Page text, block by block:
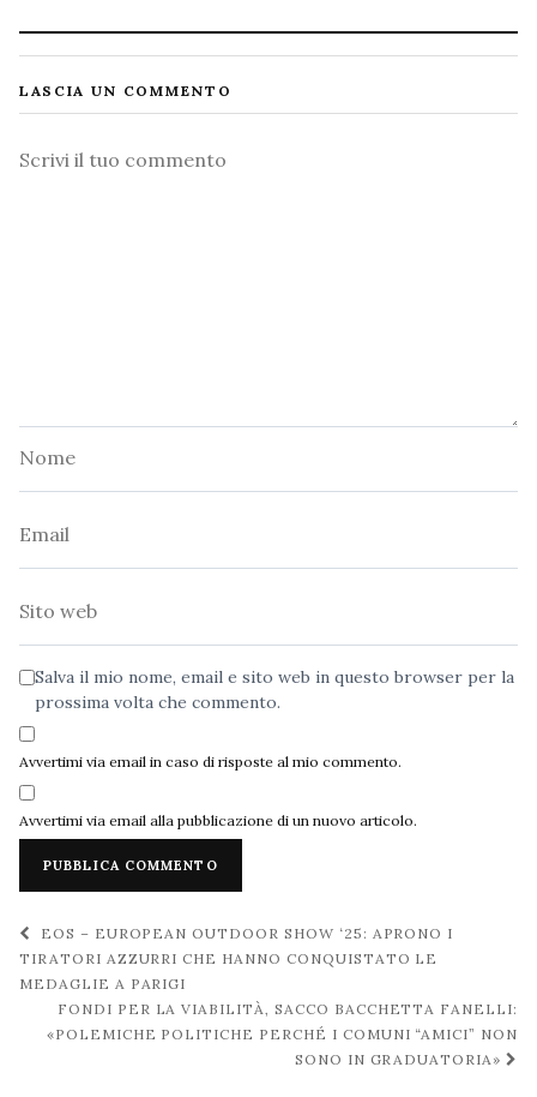
LASCIA UN COMMENTO
Commento
Salva il mio nome, email e sito web in questo browser per la
prossima volta che commento.
Avvertimi via email in caso di risposte al mio commento.
Avvertimi via email alla pubblicazione di un nuovo articolo.
Navigazione
post
EOS – EUROPEAN OUTDOOR SHOW ‘25: APRONO I
TIRATORI AZZURRI CHE HANNO CONQUISTATO LE
MEDAGLIE A PARIGI
FONDI PER LA VIABILITÀ, SACCO BACCHETTA FANELLI:
«POLEMICHE POLITICHE PERCHÉ I COMUNI “AMICI” NON
SONO IN GRADUATORIA»